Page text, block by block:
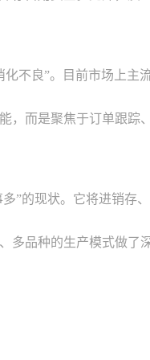
不良”。目前市场上主
，而是聚焦于订单跟踪
”的现状。它将进销存
多品种的生产模式做了